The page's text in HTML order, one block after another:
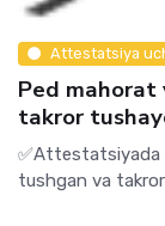
Attestatsiya
Ped
takror
✅Attestatsiyada
tushgan va